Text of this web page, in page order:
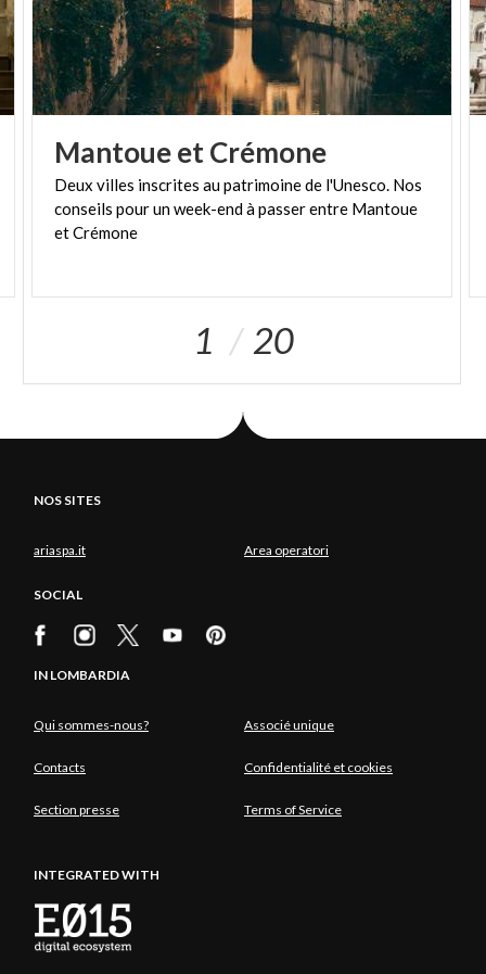
MantoueetCrémone
Deux villes inscrites au patrimoine de l'Unesco. Nos
conseils pour un week-end à passer entre Mantoue
et Crémone
1 20
NOS SITES
ariaspa.it Area operatori
SOCIAL
IN LOMBARDIA
Qui sommes-nous? Associé unique
Contacts Confidentialité et cookies
Section presse Terms of Service
INTEGRATED WITH